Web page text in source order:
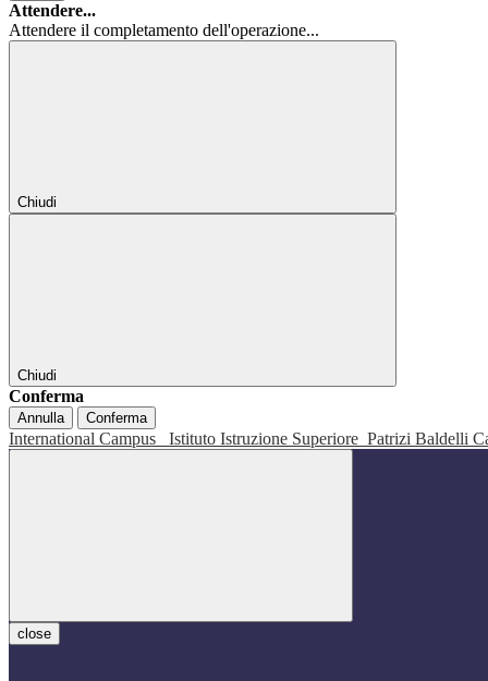
Attendere...
Attendere il completamento dell'operazione...
Chiudi
Chiudi
Conferma
Annulla Conferma
International Campus Istituto Istruzione Superiore Patrizi Baldelli
close